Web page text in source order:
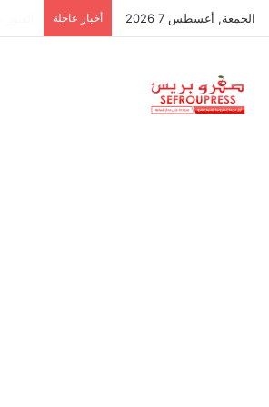
الجمعة, أغسطس 7 2026 أخبار عاجلة